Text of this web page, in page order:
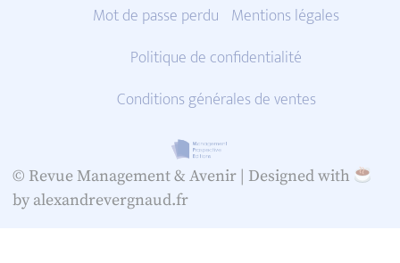
Mot de passe perdu Mentions légales
Politique de confidentialité
Conditions générales de ventes
© Revue Management & Avenir | Designed with
by alexandrevergnaud.fr